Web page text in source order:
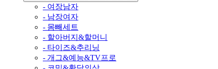
- 여장남자
- 남장여자
- 몸빼세트
- 할아버지&할머니
- 타이즈&추리닝
- 개그&예능&TV프로